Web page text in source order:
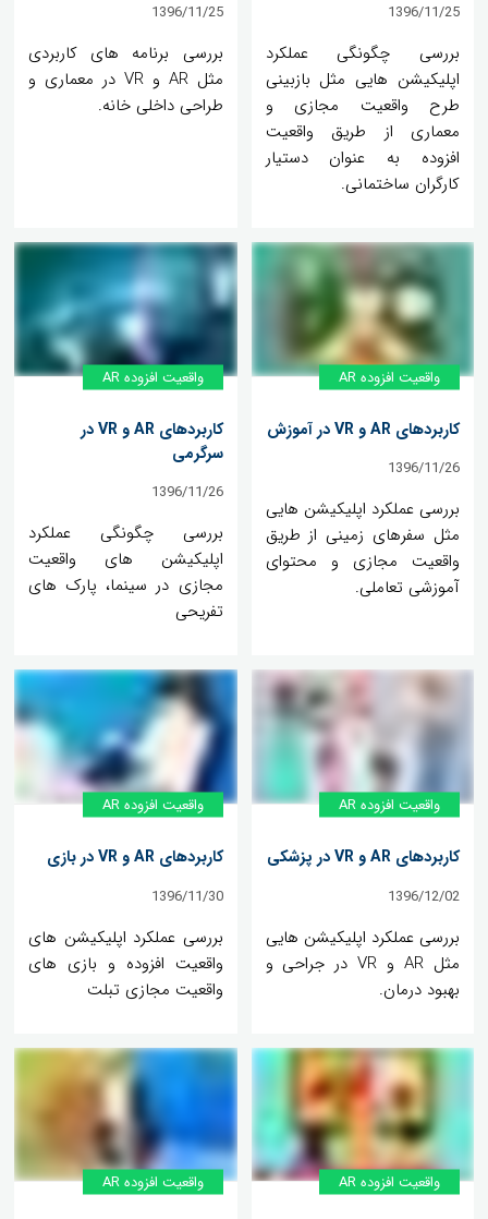
1396/11/25
بررسی چگونگی عملکرد
اپلیکیشن هایی مثل بازبینی
طرح واقعیت مجازی و
معماری از طریق واقعیت
افزوده به عنوان دستیار
کارگران ساختمانی.
1396/11/25
بررسی برنامه های کاربردی
مثل AR و VR در معماری و
طراحی داخلی خانه.
واقعیت افزوده AR
کاربردهای AR و VR در آموزش
1396/11/26
بررسی عملکرد اپلیکیشن هایی
مثل سفرهای زمینی از طریق
واقعیت مجازی و محتوای
آموزشی تعاملی.
واقعیت افزوده AR
کاربردهای AR و VR در
سرگرمی
1396/11/26
بررسی چگونگی عملکرد
اپلیکیشن های واقعیت
مجازی در سینما، پارک های
تفریحی
واقعیت افزوده AR
کاربردهای AR و VR در پزشکی
1396/12/02
بررسی عملکرد اپلیکیشن هایی
مثل AR و VR در جراحی و
بهبود درمان.
واقعیت افزوده AR
کاربردهای AR و VR در بازی
1396/11/30
بررسی عملکرد اپلیکیشن های
واقعیت افزوده و بازی های
واقعیت مجازی تبلت
واقعیت افزوده AR واقعیت افزوده AR